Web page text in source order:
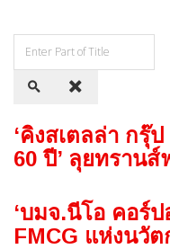
‘คิงสเตลล่า กรุ๊
60 ปี’ ลุยทราน
‘บมจ.นีโอ คอร์ป
FMCG แห่งนวัต